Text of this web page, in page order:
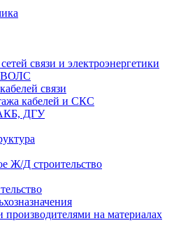
связи и электроэнергетики
ВОЛС
связи
кабелей и СКС
ДГУ
Ж/Д строительство
производителями на материалах